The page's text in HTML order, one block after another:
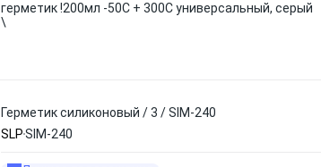
герметик !200мл -50C + 300С универсальный, серый
\
Герметик силиконовый / 3 / SIM-240
SLPSIM-240